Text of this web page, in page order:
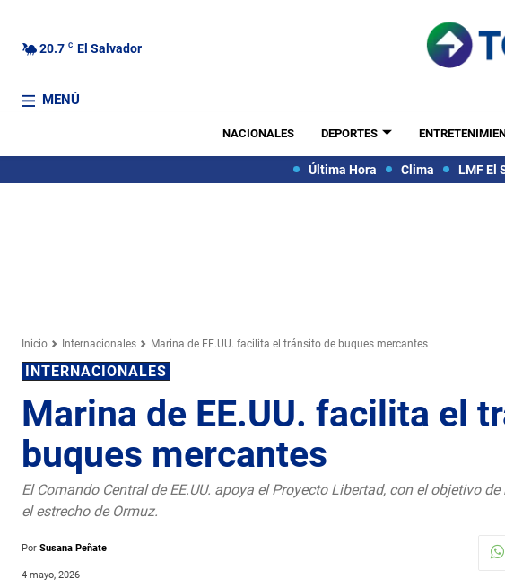
20.7 C El Salvador
MENÚ
NACIONALES DEPORTES
Última Hora Clima LMF El
Inicio Internacionales Marina de EE.UU. facilita el tránsito de buques mercantes
INTERNACIONALES
Marina de EE.UU. facilita el
buques mercantes
El Comando Central de EE.UU. apoya el Proyecto Libertad, con el objetivo
el estrecho de Ormuz.
Por Susana Peñate
4 mayo, 2026